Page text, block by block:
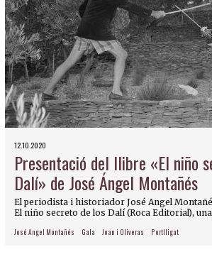
12.10.2020
Presentació del llibre «El niño
Dalí» de José Ángel Montañés
El periodista i historiador José Angel
El niño secreto de los Dalí (Roca Editorial),
José Angel Montañés Gala Joan i Oliveras Portlligat